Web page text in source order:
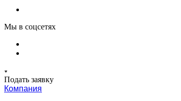
Мы в соцсетях
Подать заявку
Компания